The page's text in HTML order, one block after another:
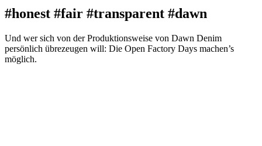
#honest #fair #transparent #dawn
Und wer sich von der Produktionsweise von Dawn Denim
persönlich übrezeugen will: Die Open Factory Days machen’s
möglich.